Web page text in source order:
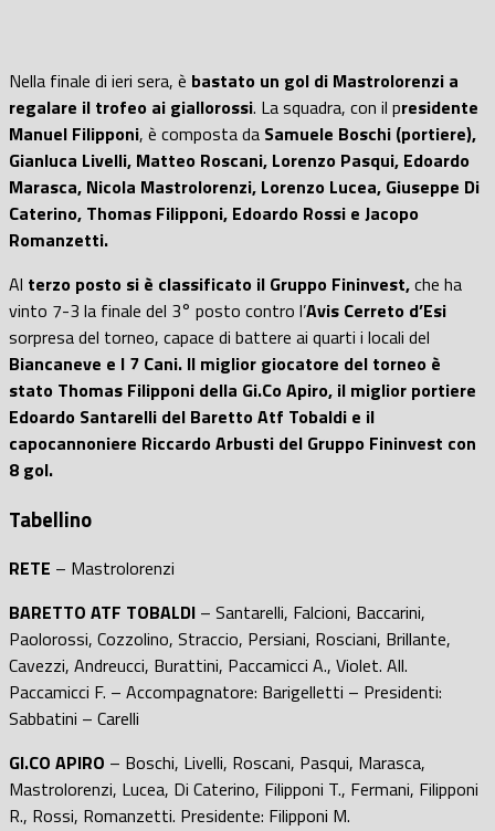
Nella finale di ieri sera, è bastato un gol di Mastrolorenzi a
regalare il trofeo ai giallorossi. La squadra, con il presidente
Manuel Filipponi, è composta da Samuele Boschi (portiere),
Gianluca Livelli, Matteo Roscani, Lorenzo Pasqui, Edoardo
Marasca, Nicola Mastrolorenzi, Lorenzo Lucea, Giuseppe Di
Caterino, Thomas Filipponi, Edoardo Rossi e Jacopo
Romanzetti.
Al terzo posto si è classificato il Gruppo Fininvest,che ha
vinto 7-3 la finale del 3° posto contro l’Avis Cerreto d’Esi
sorpresa del torneo, capace di battere ai quarti i locali del
Biancaneve e I 7 Cani. Il miglior giocatore del torneo è
stato Thomas Filipponi della Gi.Co Apiro, il miglior portiere
Edoardo Santarelli del Baretto Atf Tobaldi e il
capocannoniere Riccardo Arbusti del Gruppo Fininvest con
8 gol.
Tabellino
RETE – Mastrolorenzi
BARETTO ATF TOBALDI – Santarelli, Falcioni, Baccarini,
Paolorossi, Cozzolino, Straccio, Persiani, Rosciani, Brillante,
Cavezzi, Andreucci, Burattini, Paccamicci A., Violet. All.
Paccamicci F. – Accompagnatore: Barigelletti – Presidenti:
Sabbatini – Carelli
GI.CO APIRO – Boschi, Livelli, Roscani, Pasqui, Marasca,
Mastrolorenzi, Lucea, Di Caterino, Filipponi T., Fermani, Filipponi
R., Rossi, Romanzetti. Presidente: Filipponi M.